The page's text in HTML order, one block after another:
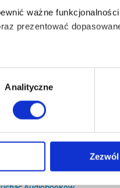
ważne
prezentować
działania serwisu - są
Użytkownikiem.
Analityczne
Ebooka Wybrać?